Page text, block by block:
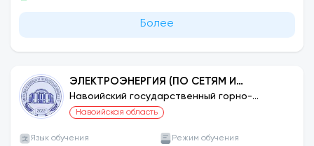
Более
ЭЛЕКТРОЭНЕРГИЯ (ПО СЕТЯМ И
НАПРАВЛЕНИЯМ)
Навоийский государственный горно-
технологический университет
Навоийская область
Язык обучения Режим обучения